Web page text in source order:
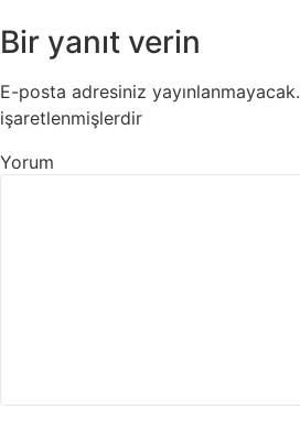
Bir yanıt verin
E-posta adresiniz yayınlanmayacak.
işaretlenmişlerdir
Yorum